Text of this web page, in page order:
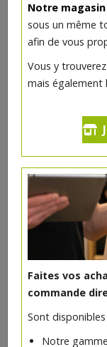
Notre
sous un même
afin de vous
Vous y
mais également
Faites vos
commande
Sont
Notre
Noix de
100 g
-
Réception
DANS LA